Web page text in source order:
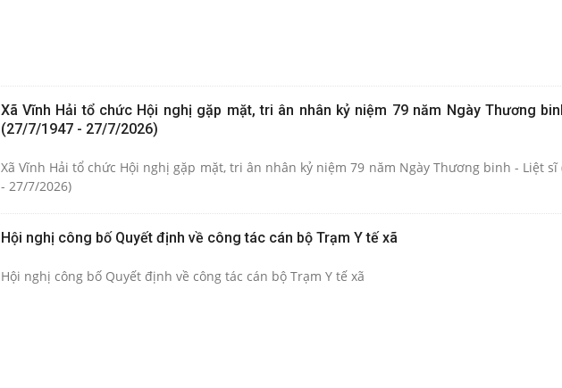
Xã Vĩnh Hải tổ chức Hội nghị gặp mặt, tri ân nhân kỷ niệm 79 năm Ngày Thương
(27/7/1947 - 27/7/2026)
Xã Vĩnh Hải tổ chức Hội nghị gặp mặt, tri ân nhân kỷ niệm 79 năm Ngày Thương binh - Liệt sĩ
- 27/7/2026)
Hội nghị công bố Quyết định về công tác cán bộ Trạm Y tế xã
Hội nghị công bố Quyết định về công tác cán bộ Trạm Y tế xã